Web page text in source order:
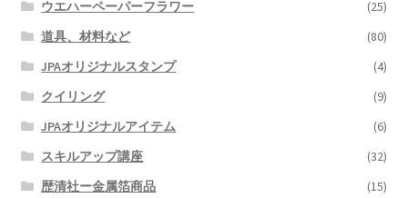
ウエハーペーパーフラワー
(25)
道具、材料など
(80)
JPAオリジナルスタンプ
(4)
クイリング
(9)
JPAオリジナルアイテム
(6)
スキルアップ講座
(32)
歴清社ー金属箔商品
(15)